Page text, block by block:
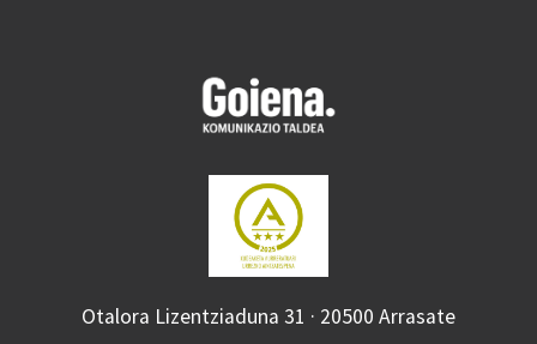
Otalora Lizentziaduna 31 · 20500 Arrasate